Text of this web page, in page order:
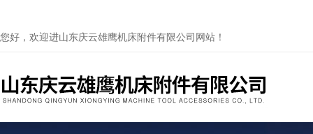
您好，欢迎进山东庆云雄鹰机床附件有限公司网站！